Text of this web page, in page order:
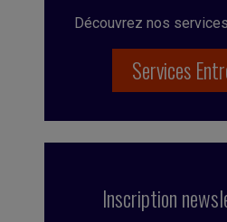
Découvrez nos
Services
Inscription